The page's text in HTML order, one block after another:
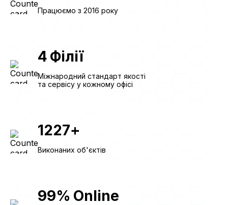
Працюємо з 2016 року
4 Філії
Міжнародний стандарт якості
та сервісу у кожному офісі
1227+
Виконаних об'єктів
99% Online